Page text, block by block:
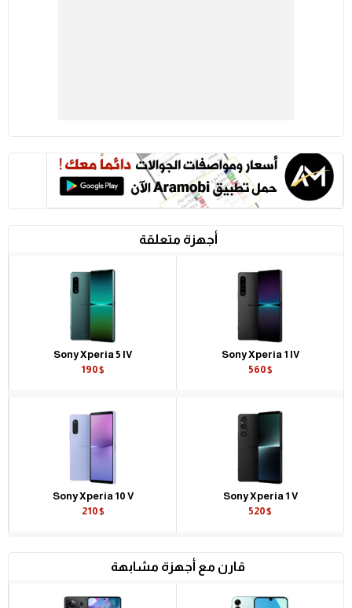
أجهزة متعلقة
Sony Xperia 1 IV
560$
Sony Xperia 5 IV
190$
Sony Xperia 1 V
520$
Sony Xperia 10 V
210$
قارن مع أجهزة مشابهة